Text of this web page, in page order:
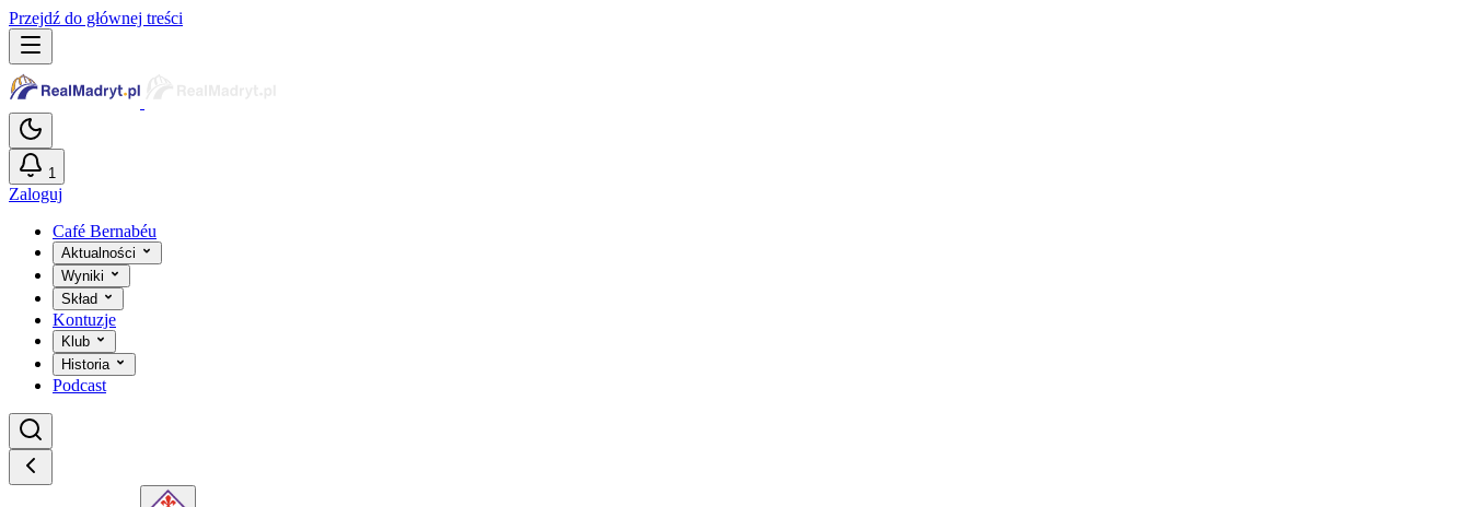
Przejdź do głównej treści
1
Zaloguj
Café Bernabéu
Aktualności
Wyniki
Skład
Kontuzje
Klub
Historia
Podcast